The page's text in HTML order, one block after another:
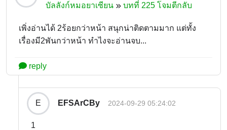
บัลลังก์หมอยาเซียน บทที่ 225 โจมตีกลับ
เพิ่งอ่านได้ 2ร้อยกว่าหน้า สนุกน่าติดตามมาก แต่ทั้ง
เรื่องมี2พันกว่าหน้า ทำไงจะอ่านจบ...
reply
E EFSArCBy 2024-09-29 05:24:02
1